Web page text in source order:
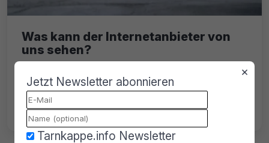
Was kann der Internetanbieter von
uns sehen?
Viele fragen sich, was die Internetanbieter
eigentlich anhand ihrer Datensammlung
erkennen können. Wir klären euch auf.
×
Jetzt Newsletter abonnieren
Tarnkappe.info Newsletter